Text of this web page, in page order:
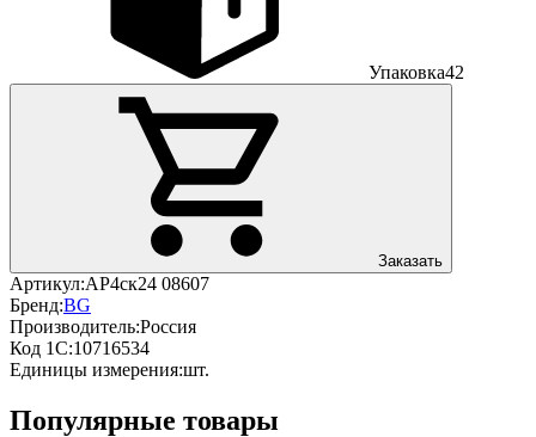
Упаковка42
Заказать
Артикул:АР4ск24 08607
Бренд:BG
Производитель:Россия
Код 1С:10716534
Единицы измерения:шт.
Популярные товары